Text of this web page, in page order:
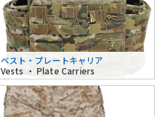
ベスト・プレートキャリア
Vests ・ Plate Carriers